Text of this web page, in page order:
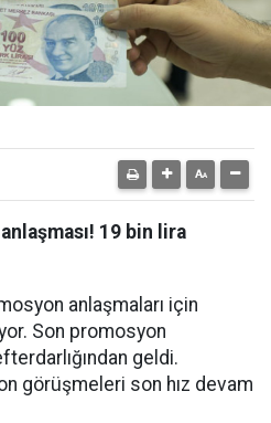
19 bin lira
anlaşmaları için
Son promosyon
geldi.
görüşmeleri son hız devam